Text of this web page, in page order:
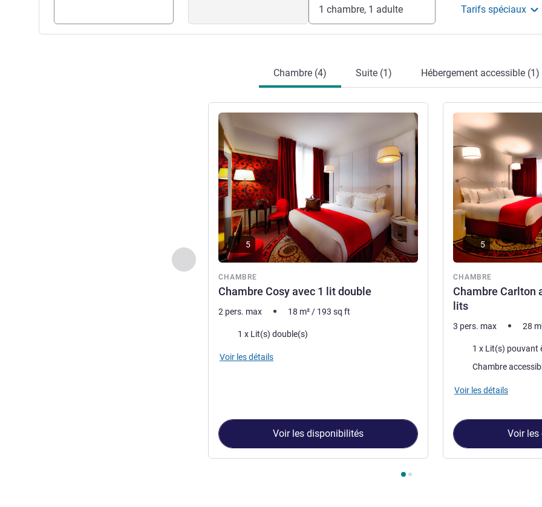
1 chambre, 1 adulte Tarifs spéciaux
Chambre (4) Suite (1) Hébergement accessible (1)
Précédent - Chambre
CHAMBRE
Chambre Cosy avec 1 lit double
Voir les détails
5
2 pers. max 18 m² / 193 sq ft
Literie1 x Lit(s) double(s)
Voir les détails
Voir les disponibilités
CHAMBRE
Chambre Carlton
lits
Voir les détails
5
3 pers. max 28
Literie1 x Lit(s) pouvant
Chambre
Voir les détails
Voir